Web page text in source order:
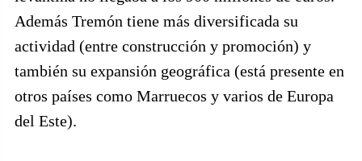
Además Tremón tiene más diversificada su
actividad (entre construcción y promoción) y
también su expansión geográfica (está presente en
otros países como Marruecos y varios de Europa
del Este).